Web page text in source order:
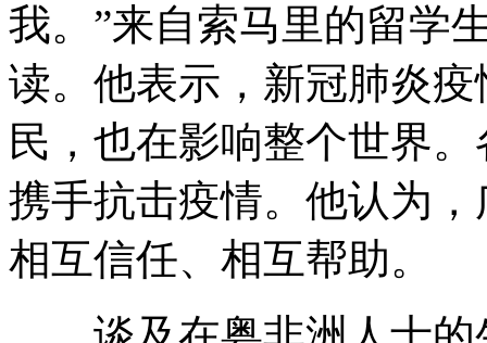
我。”来自索马里的留学
读。他表示，新冠肺炎
民，也在影响整个世界
携手抗击疫情。他认为
相互信任、相互帮助。